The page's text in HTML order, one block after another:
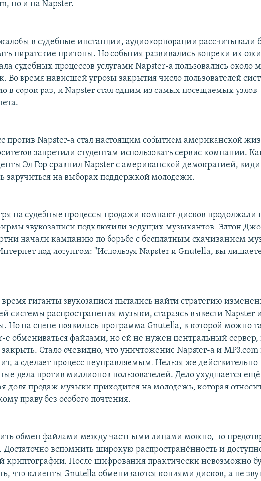
но и на Napster.
в судебные инстанции, аудиокорпорации рассчитывали
пиратские притоны. Но события развивались вопреки их
судебных процессов услугами Napster-а пользовались около
Во время нависшей угрозы закрытия число пользователей
в сорок раз, и Napster стал одним из самых посещаемых узлов
против Napster-а стал настоящим событием американской
запретили студентам использовать сервис компании.
Эл Гор сравнил Napster с американской демократией,
заручиться на выборах поддержкой молодежи.
на судебные процессы продажи компакт-дисков продолжали
звукозаписи подключили ведущих музыкантов. Элтон
начали кампанию по борьбе с бесплатным скачиванием
под лозунгом: "Используя Napster и Gnutella, вы
время гиганты звукозаписи пытались найти стратегию
системы распространения музыки, стараясь вывести Napster
Но на сцене появилась программа Gnutella, в которой можно
е обмениваться файлами, но ей не нужен центральный сервер,
Стало очевидно, что уничтожение Napster-а и MP3.com
а сделает процесс неуправляемым. Нельзя же действительно
дела против миллионов пользователей. Дело ухудшается
доля продаж музыки приходится на молодежь, которая
праву без особого почтения.
обмен файлами между частными лицами можно, но
Достаточно вспомнить широкую распространённость и
криптографии. После шифрования практически невозможно
что клиенты Gnutella обмениваются копиями дисков, а не